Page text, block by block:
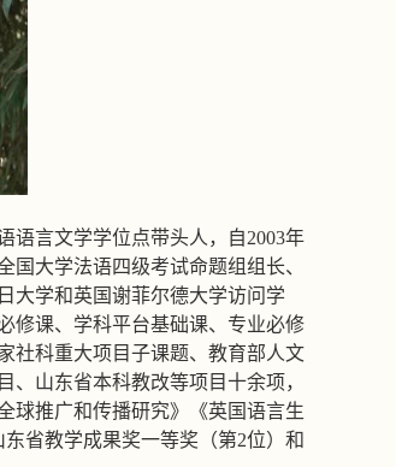
语言文学学位点带头人，自2003年
⼤学法语四级考试命题组组长、
大学和英国谢菲尔德大学访问学
修课、学科平台基础课、专业必修
社科重大项目子课题、教育部人文
山东省本科教改等项目十余项，
球推广和传播研究》《英国语言生
省教学成果奖一等奖（第2位）和